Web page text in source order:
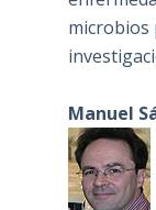
microbios
Manuel